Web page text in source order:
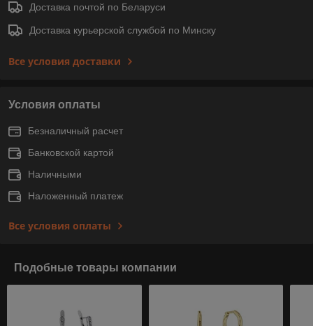
Доставка почтой по Беларуси
Доставка курьерской службой по Минску
Все условия доставки
Условия оплаты
Безналичный расчет
Банковской картой
Наличными
Наложенный платеж
Все условия оплаты
Подобные товары компании